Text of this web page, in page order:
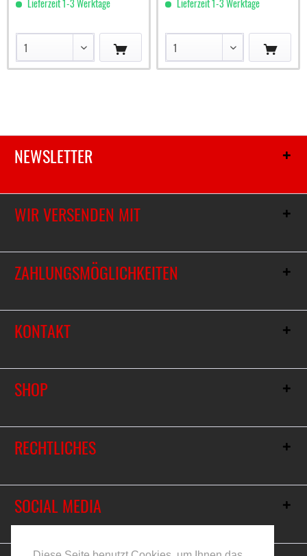
Lieferzeit 1-3 Werktage Lieferzeit 1-3 Werktage
NEWSLETTER
WIR VERSENDEN MIT
ZAHLUNGSMÖGLICHKEITEN
KONTAKT
SHOP
RECHTLICHES
SOCIAL MEDIA